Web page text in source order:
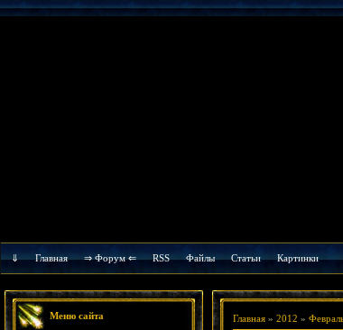
⇓ Главная ⇒ Форум ⇐ RSS Файлы Cтатьи Картинки
Меню сайта Главная » 2012 »